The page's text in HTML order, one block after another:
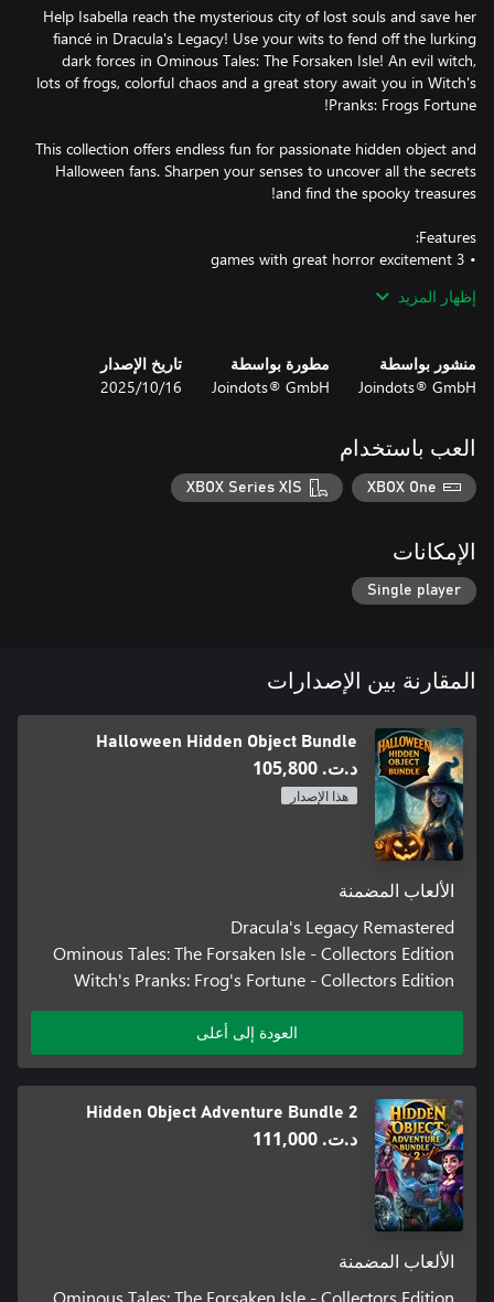
Help Isabella reach the mysterious city of lost souls and save her
fiancé in Dracula's Legacy! Use your wits to fend off the lurking
dark forces in Ominous Tales: The Forsaken Isle! An evil witch,
lots of frogs, colorful chaos and a great story await you in Witch's
This collection offers endless fun for passionate hidden object and
Halloween fans. Sharpen your senses to uncover all the secrets
• Witch's Pranks: Frog's Fortune - Collectors Edition
إظهار المزيد
منشور بواسطة
Joindots® GmbH
مطورة بواسطة
Joindots® GmbH
تاريخ الإصدار
16‏/10‏/2025
العب باستخدام
XBOX One
XBOX Series X|S
الإمكانات
Single player
المقارنة بين الإصدارات
Halloween Hidden Object Bundle
د.ت.‏ 105,800
هذا الإصدار
الألعاب المضمنة
Dracula's Legacy Remastered
Ominous Tales: The Forsaken Isle - Collectors Edition
Witch's Pranks: Frog's Fortune - Collectors Edition
العودة إلى أعلى
Hidden Object Adventure Bundle 2
د.ت.‏ 111,000
الألعاب المضمنة
Ominous Tales: The Forsaken Isle - Collectors Edition